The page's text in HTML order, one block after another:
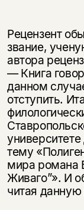
Рецензент
звание,
автора
— Книга
данном
отступить.
тему
мира романа
Живаго”». И
читая